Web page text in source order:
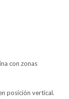
con zonas
posición vertical.